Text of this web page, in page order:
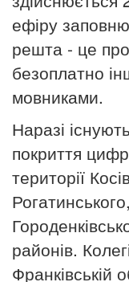
ефіру
решта - це
безоплатно
мовниками.
Наразі
покриття
території
районів.
Франківській